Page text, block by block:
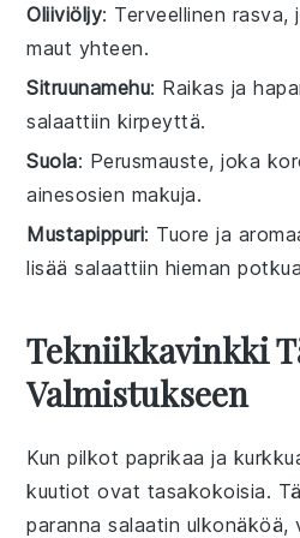
Oliiviöljy: Terveellinen
maut yhteen.
Sitruunamehu: Raikas ja
salaattiin kirpeyttä.
Suola: Perusmauste, joka
ainesosien makuja.
Mustapippuri: Tuore ja
lisää salaattiin hieman
Tekniikkavinkki
Valmistukseen
Kun pilkot paprikaa ja
kuutiot ovat tasakokoisia.
paranna salaatin ulkonäköä,